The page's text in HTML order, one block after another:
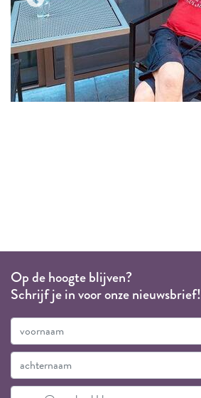
Op de hoogte blijven?
Schrijf je in voor onze nieuwsbrief!